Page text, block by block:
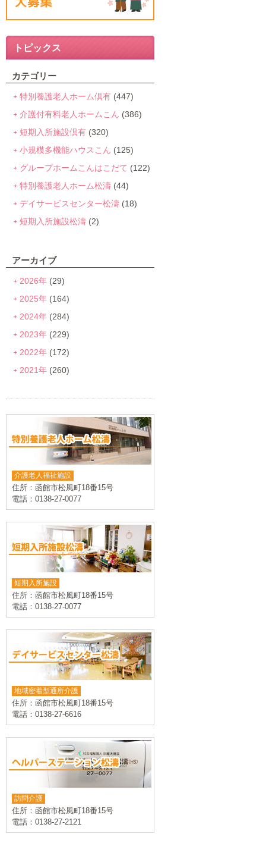
トピックス
カテゴリー
特別養護老人ホーム倶有 (447)
介護付有料老人ホームこん (386)
短期入所施設倶有 (320)
小規模多機能ハウスこん (125)
グループホームこんはこだて (122)
特別養護老人ホーム松濤 (44)
デイサービスセンター松濤 (18)
短期入所施設松濤 (2)
アーカイブ
2026年 (29)
2025年 (164)
2024年 (284)
2023年 (229)
2022年 (172)
2021年 (260)
介護老人福祉施設
住所：函館市松風町18番15号
電話：0138-27-0077
短期入所施設
住所：函館市松風町18番15号
電話：0138-27-0077
地域密着型通所介護
住所：函館市松風町18番15号
電話：0138-27-6616
訪問介護
住所：函館市松風町18番15号
電話：0138-27-2121